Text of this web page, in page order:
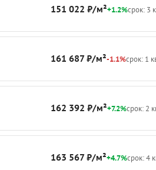
151 022 ₽/м²+1.2%срок: 3
161 687 ₽/м²-1.1%срок: 1
162 392 ₽/м²+7.2%срок: 2
163 567 ₽/м²+4.7%срок: 4